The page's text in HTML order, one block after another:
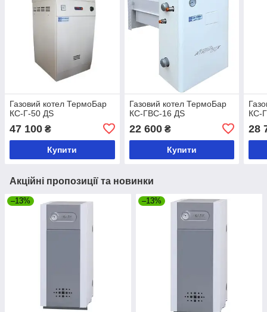
Газовий котел ТермоБар
КС-Г-50 ДS
47 100 ₴
Купити
Газовий котел ТермоБар
КС-ГВС-16 ДS
22 600₴
Купити
КС-
28
Акційні пропозиції та новинки
–13% –13%